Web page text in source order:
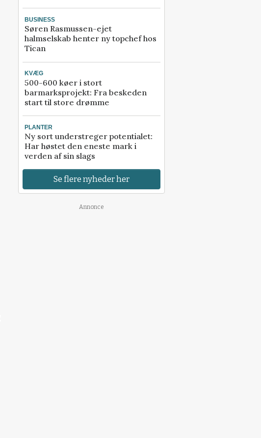
BUSINESS
Søren Rasmussen-ejet
halmselskab henter ny topchef hos
Tican
KVÆG
500-600 køer i stort
barmarksprojekt: Fra beskeden
start til store drømme
PLANTER
Ny sort understreger potentialet:
Har høstet den eneste mark i
verden af sin slags
Se flere nyheder her
Annonce